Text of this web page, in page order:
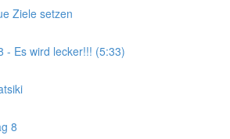
Ziele setzen
- Es wird lecker!!! (5:33)
8